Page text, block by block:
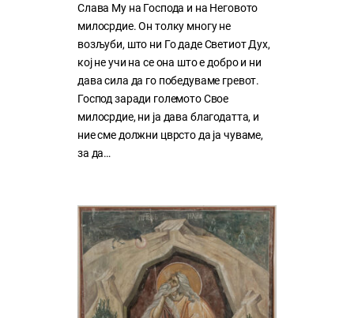
Слава Му на Господа и на Неговото
милосрдие. Он толку многу нe
возљуби, што ни Го даде Светиот Дух,
кој нe учи на сe она што е добро и ни
дава сила да го победуваме гревот.
Господ заради големото Свое
милосрдие, ни ја дава благодатта, и
ние сме должни цврсто да ја чуваме,
за да…